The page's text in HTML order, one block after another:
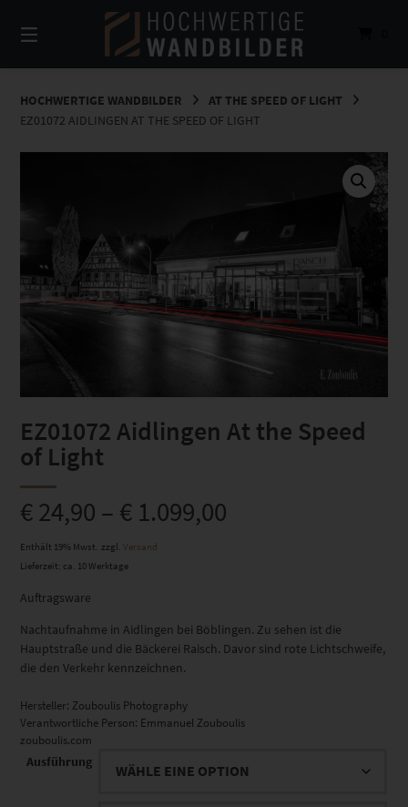
zum
Inhalt
HOCHWERTIGE WANDBILDER
AT THE SPEED OF LIGHT
EZ01072 AIDLINGEN AT THE SPEED OF LIGHT
EZ01072 Aidlingen At the Speed
of Light
€24,90 – € 1.099,00
Enthält 19% Mwst. zzgl. Versand
Lieferzeit: ca. 10 Werktage
Auftragsware
Nachtaufnahme in Aidlingen bei Böblingen. Zu sehen ist die
Hauptstraße und die Bäckerei Raisch. Davor sind rote Lichtschweife,
die den Verkehr kennzeichnen.
Hersteller: Zouboulis Photography
Verantwortliche Person: Emmanuel Zouboulis
zouboulis.com
Ausführung